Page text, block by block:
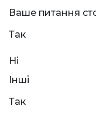
Ваше питання
Так
Ні
Інші
Так